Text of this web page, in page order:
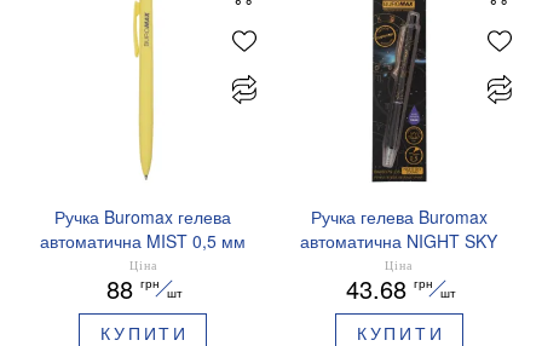
Ручка Buromax гелева
автоматична MIST 0,5 мм
сині чорнила BM.83103
Ціна
88 грн
шт
КУПИТИ
Ручка гелева Buromax
автоматична NIGHT SKY
ZODIAC 0.5 мм
ароматизований грип синє
чорнило BM.8379-01
Ціна
43.68 грн
шт
КУПИТИ